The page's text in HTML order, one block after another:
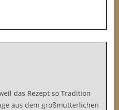
das Rezept so Tradition
aus dem großmütterlichen